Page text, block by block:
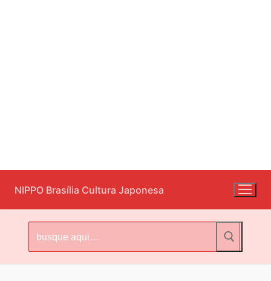
para
o
conteúdo
NIPPO Brasília Cultura Japonesa
por: